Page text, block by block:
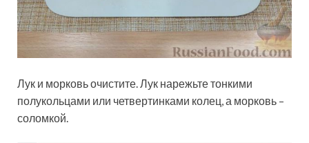
Лук и морковь очистите. Лук нарежьте тонкими
полукольцами или четвертинками колец, а морковь –
соломкой.